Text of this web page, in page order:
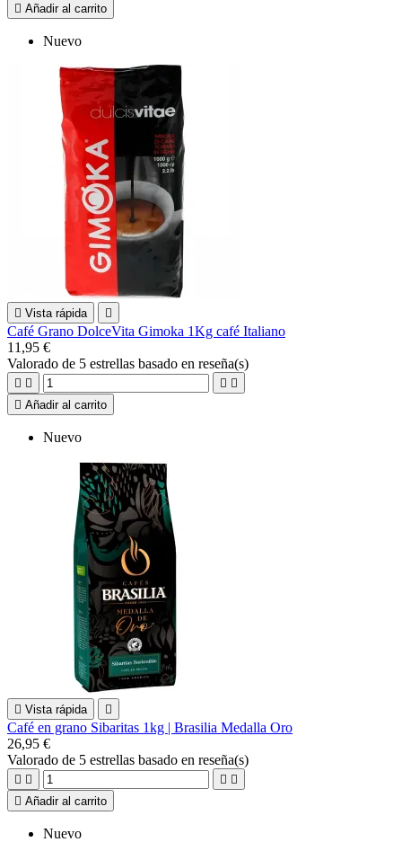
 Añadir al carrito
Nuevo
 Vista rápida 
Café Grano DolceVita Gimoka 1Kg café Italiano
11,95 €
Valorado de 5 estrellas basado en reseña(s)
   
 Añadir al carrito
Nuevo
 Vista rápida 
Café en grano Sibaritas 1kg | Brasilia Medalla Oro
26,95 €
Valorado de 5 estrellas basado en reseña(s)
   
 Añadir al carrito
Nuevo